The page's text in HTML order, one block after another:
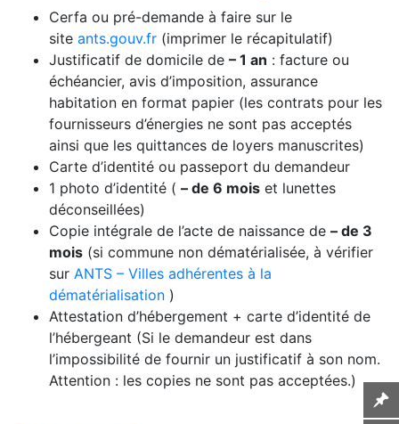
Cerfa ou pré-demande à faire sur le
site ants.gouv.fr (imprimer le récapitulatif)
Justificatif de domicile de – 1 an : facture ou
échéancier, avis d’imposition, assurance
habitation en format papier (les contrats pour les
fournisseurs d’énergies ne sont pas acceptés
ainsi que les quittances de loyers manuscrites)
Carte d’identité ou passeport du demandeur
1 photo d’identité ( – de 6 mois et lunettes
déconseillées)
Copie intégrale de l’acte de naissance de – de 3
mois (si commune non dématérialisée, à vérifier
sur ANTS – Villes adhérentes à la
dématérialisation )
Attestation d’hébergement + carte d’identité de
l’hébergeant (Si le demandeur est dans
l’impossibilité de fournir un justificatif à son nom.
Attention : les copies ne sont pas acceptées.)